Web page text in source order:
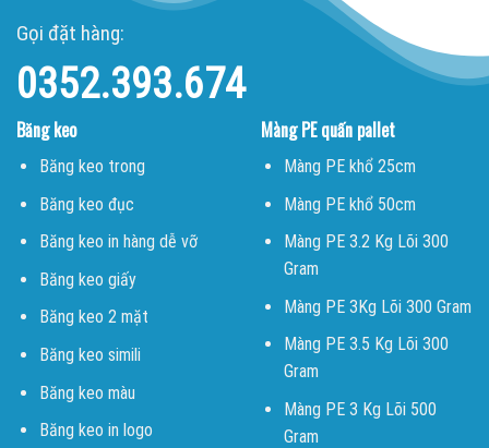
Gọi đặt hàng:
0352.393.674
Băng keo
Băng keo trong
Băng keo đục
Băng keo in hàng dễ vỡ
Băng keo giấy
Băng keo 2 mặt
Băng keo simili
Băng keo màu
Băng keo in logo
Màng PE quấn pallet
Màng PE khổ 25cm
Màng PE khổ 50cm
Màng PE 3.2 Kg Lõi 300
Gram
Màng PE 3Kg Lõi 300 Gram
Màng PE 3.5 Kg Lõi 300
Gram
Màng PE 3 Kg Lõi 500
Gram